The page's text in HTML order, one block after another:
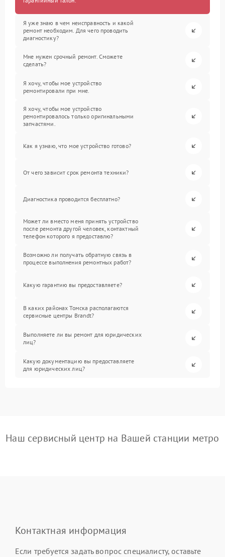
Я уже знаю в чем неисправность и какой
ремонт необходим. Для чего проводить
диагностику?
Мне нужен срочный ремонт. Сможете
сделать?
Я хочу, чтобы мое устройство
ремонтировали при мне.
Я хочу, чтобы мое устройство
ремонтировалось только оригинальными
запчастями.
Как я узнаю, что мое устройство готово?
От чего зависит срок ремонта техники?
Диагностика проводится бесплатно?
Может ли вместо меня принять устройство
после ремонта другой человек, контактный
телефон которого я предоставлю?
Возможно ли получать обратную связь в
процессе выполнения ремонтных работ?
Какую гарантию вы предоставляете?
В каких районах Томска располагаются
сервисные центры Brandt?
Выполняете ли вы ремонт для юридических
лиц?
Какую документацию вы предоставляете
для юридических лиц?
Наш сервисный центр на Вашей станции метро
Контактная информация
Если требуется задать вопрос специалисту, оставьте